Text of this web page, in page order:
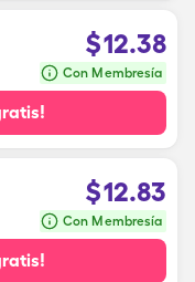
$12.38
Con Membresía
$12.83
Con Membresía